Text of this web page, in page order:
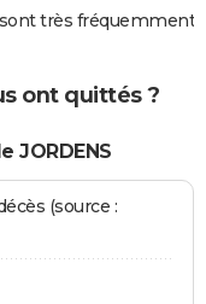
très fréquemment
ont quittés ?
JORDENS
(source :